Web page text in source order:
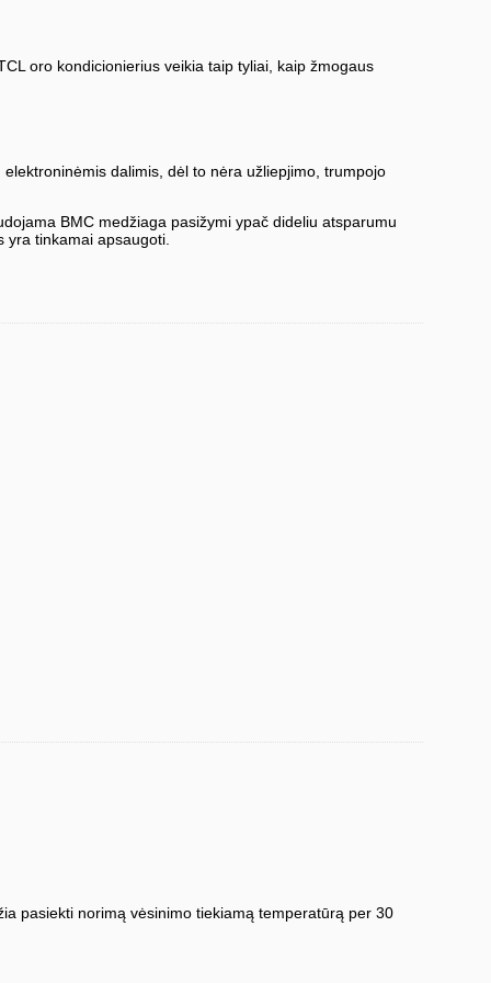
oro kondicionierius veikia taip tyliai, kaip žmogaus
dalimis, dėl to nėra užliepjimo, trumpojo
BMC medžiaga pasižymi ypač dideliu atsparumu
tinkamai apsaugoti.
pasiekti norimą vėsinimo tiekiamą temperatūrą per 30